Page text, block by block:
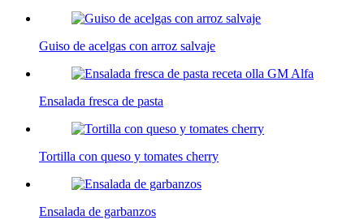
Guiso de acelgas con arroz salvaje
Ensalada fresca de pasta
Tortilla con queso y tomates cherry
Ensalada de garbanzos